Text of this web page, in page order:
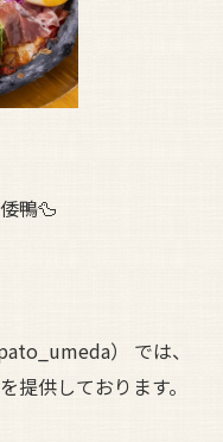
鴨🦆
） では、
提供しております。